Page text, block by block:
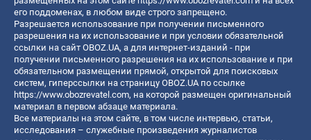
его поддоменах, в любом виде строго запрещено.
Разрешается использование при получении письменного
разрешения на их использование и при условии обязательной
ссылки на сайт OBOZ.UA, а для интернет-изданий - при
получении письменного разрешения на их использование и при
обязательном размещении прямой, открытой для поисковых
систем, гиперссылки на страницу OBOZ.UA по ссылке
https://www.obozrevatel.com, на которой размещен оригинальный
материал в первом абзаце материала.
Все материалы на этом сайте, в том числе интервью, статьи,
исследования – служебные произведения журналистов